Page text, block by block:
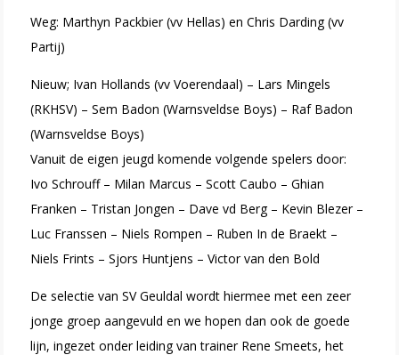
Weg: Marthyn Packbier (vv Hellas) en Chris Darding (vv
Partij)
Nieuw; Ivan Hollands (vv Voerendaal) – Lars Mingels
(RKHSV) – Sem Badon (Warnsveldse Boys) – Raf Badon
(Warnsveldse Boys)
Vanuit de eigen jeugd komende volgende spelers door:
Ivo Schrouff – Milan Marcus – Scott Caubo – Ghian
Franken – Tristan Jongen – Dave vd Berg – Kevin Blezer –
Luc Franssen – Niels Rompen – Ruben In de Braekt –
Niels Frints – Sjors Huntjens – Victor van den Bold
De selectie van SV Geuldal wordt hiermee met een zeer
jonge groep aangevuld en we hopen dan ook de goede
lijn, ingezet onder leiding van trainer Rene Smeets, het